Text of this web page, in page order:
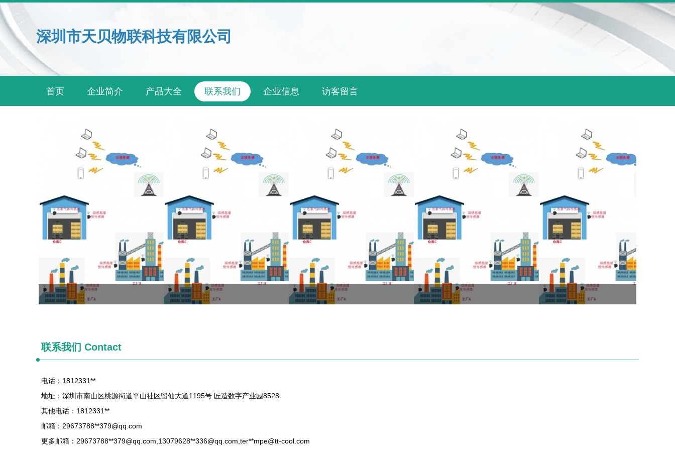
深圳市天贝物联科技有限公司
首页 企业简介 产品大全 联系我们 企业信息 访客留言
联系我们 Contact
电话：1812331**
地址：深圳市南山区桃源街道平山社区留仙大道1195号 匠造数字产业园8528
其他电话：1812331**
邮箱：29673788**379@qq.com
更多邮箱：29673788**379@qq.com ,13079628**336@qq.com ,ter**mpe@tt-cool.com